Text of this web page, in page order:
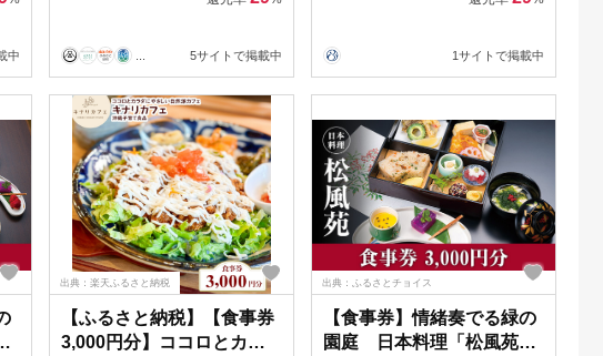
中 5サイトで掲載中 1サイトで掲載中
出典：楽天ふるさと納税
【ふるさと納税】【食事券
3,000円分】ココロとカラ
出典：ふるさとチョイス
【食事券】情緒奏でる緑の
園庭 日本料理「松風苑」